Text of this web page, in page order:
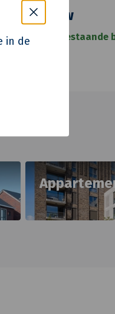
in de
bouw
over onze bestaande